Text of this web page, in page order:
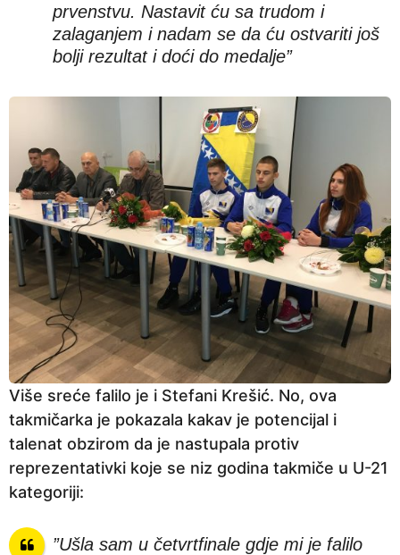
prvenstvu. Nastavit ću sa trudom i
zalaganjem i nadam se da ću ostvariti još
bolji rezultat i doći do medalje”
Više sreće falilo je i Stefani Krešić. No, ova
takmičarka je pokazala kakav je potencijal i
talenat obzirom da je nastupala protiv
reprezentativki koje se niz godina takmiče u U-21
kategoriji:
”Ušla sam u četvrtfinale gdje mi je falilo